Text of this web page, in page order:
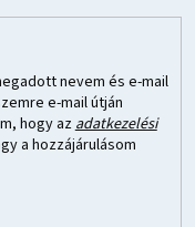
nevem és e-mail
e-mail útján
hogy azadatkezelési
a hozzájárulásom